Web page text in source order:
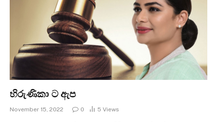
හිරුණිකා ට ඇප
November 15, 2022 0 5 Views